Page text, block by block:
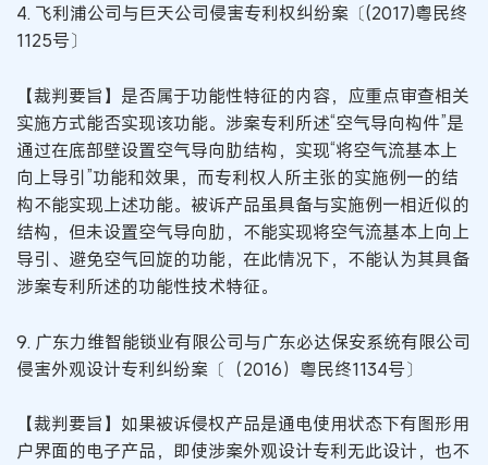
4. 飞利浦公司与巨天公司侵害专利权纠纷案〔(2017)粤民终
1125号〕
【裁判要旨】是否属于功能性特征的内容，应重点审查相关
实施方式能否实现该功能。涉案专利所述“空气导向构件”是
通过在底部壁设置空气导向肋结构，实现“将空气流基本上
向上导引”功能和效果，而专利权人所主张的实施例一的结
构不能实现上述功能。被诉产品虽具备与实施例一相近似的
结构，但未设置空气导向肋，不能实现将空气流基本上向上
导引、避免空气回旋的功能，在此情况下，不能认为其具备
涉案专利所述的功能性技术特征。
9. 广东力维智能锁业有限公司与广东必达保安系统有限公司
侵害外观设计专利纠纷案〔（2016）粤民终1134号〕
【裁判要旨】如果被诉侵权产品是通电使用状态下有图形用
户界面的电子产品，即使涉案外观设计专利无此设计，也不